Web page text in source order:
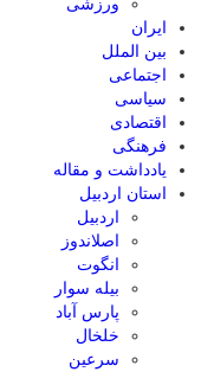
ورزشی
ایران
بین الملل
اجتماعی
سیاسی
اقتصادی
فرهنگی
یادداشت و مقاله
استان اردبیل
اردبیل
اصلاندوز
انگوت
بیله سوار
پارس آباد
خلخال
سرعین